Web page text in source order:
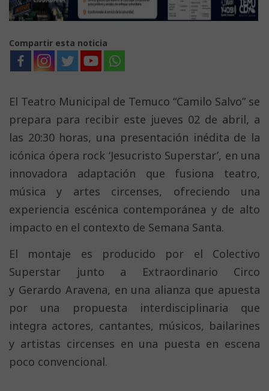
Compartir esta noticia
El Teatro Municipal de Temuco “Camilo Salvo” se
prepara para recibir este jueves 02 de abril, a
las 20:30 horas, una presentación inédita de la
icónica ópera rock ‘Jesucristo Superstar’, en una
innovadora adaptación que fusiona teatro,
música y artes circenses, ofreciendo una
experiencia escénica contemporánea y de alto
impacto en el contexto de Semana Santa.
El montaje es producido por el Colectivo
Superstar junto a Extraordinario Circo
y Gerardo Aravena, en una alianza que apuesta
por una propuesta interdisciplinaria que
integra actores, cantantes, músicos, bailarines
y artistas circenses en una puesta en escena
poco convencional.